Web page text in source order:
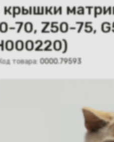
70, Z50-75,
товара: 0000.79593